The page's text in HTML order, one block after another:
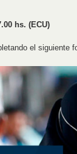
hs. (ECU)
el siguiente